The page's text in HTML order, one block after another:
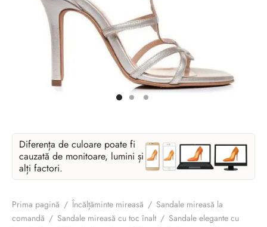
Diferența de culoare poate fi
cauzată de monitoare, lumini și
alți factori.
Prima pagină / Încălțăminte mireasă / Sandale mireasă la
comandă / Sandale mireasă cu toc înalt / Sandale elegante cu